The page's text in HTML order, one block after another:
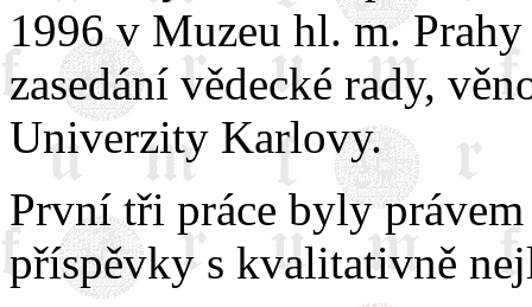
1996 v Muzeu hl. m.
zasedání vědecké rady,
Univerzity Karlovy.
První tři práce byly
příspěvky s kvalitativně